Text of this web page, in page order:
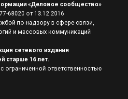
«Деловое сообщество»
68020 от 13.12.2016
по надзору в сфере связи,
и массовых коммуникаций
сетевого издания
старше 16 лет.
ограниченной ответственностью